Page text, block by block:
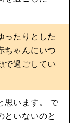
ったりとした
ちゃんにいつ
で過ごしてい
思います。 で
といないのと